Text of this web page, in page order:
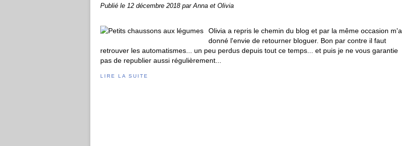
Publié le 12 décembre 2018 par Anna et Olivia
Olivia a repris le chemin du blog et par la même occasion m'a
donné l'envie de retourner bloguer. Bon par contre il faut
retrouver les automatismes... un peu perdus depuis tout ce temps... et puis je ne vous garantie
pas de republier aussi régulièrement...
LIRE LA SUITE